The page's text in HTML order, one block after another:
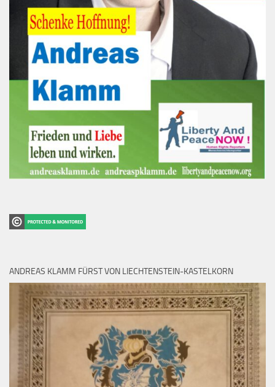
ANDREAS KLAMM FÜRST VON LIECHTENSTEIN-KASTELKORN